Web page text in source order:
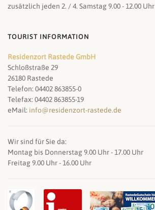
zusätzlich jeden 2. / 4. Samstag 9.00 - 12.00 Uhr
TOURIST INFORMATION
Residenzort Rastede GmbH
Schloßstraße 29
26180 Rastede
Telefon: 04402 863855-0
Telefax: 04402 863855-19
eMail: info@residenzort-rastede.de
Wir sind für Sie da:
Montag bis Donnerstag 9.00 Uhr - 17.00 Uhr
Freitag 9.00 Uhr - 16.00 Uhr